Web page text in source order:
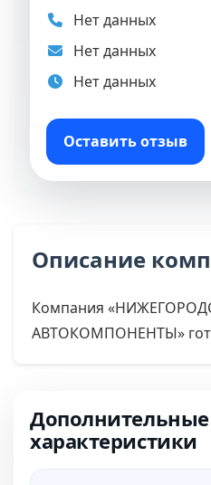
Нет данных
Нет данных
Нет данных
Оставить отзыв
Описание
Компания
АВТОКОМПОНЕНТЫ»
Дополнительные
характеристики